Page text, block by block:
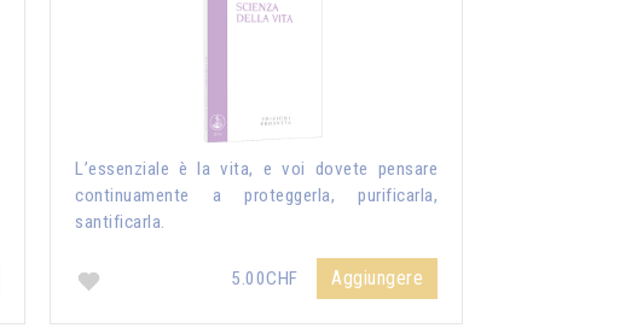
L’essenziale è la vita, e voi dovete pensare
continuamente a proteggerla, purificarla,
santificarla.
5.00CHF Aggiungere